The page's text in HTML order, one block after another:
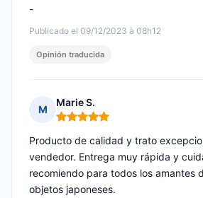
Publicado el 09/12/2023 à 08h12
-
Opinión traducida
M
Marie S.
Nota: 5 de 5
Producto de calidad y trato
vendedor. Entrega muy rápida y
recomiendo para todos los amantes
objetos japoneses.